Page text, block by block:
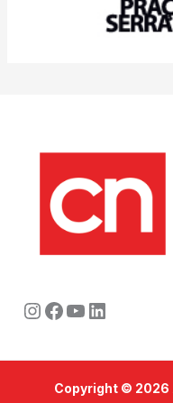
Instagram
Facebook
Youtube
LinkedIn
Copyright © 2026